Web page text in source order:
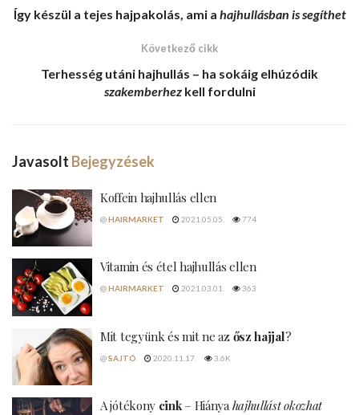
Így készül a tejes hajpakolás , ami a hajhullásban is segíthet
Következő cikk
Terhesség utáni hajhullás – ha sokáig elhúzódik
szakemberhezkell fordulni
Javasolt Bejegyzések
Koffein hajhullás ellen
@HAIRMARKET 2021.05.05. 774
Vitamin és étel hajhullás ellen
@HAIRMARKET 2021.03.01. 363
Mit tegyünk és mit ne az ősz hajjal?
@SAJTÓ 2020.11.17. 3.6K
A jótékony cink– Hiányahajhullást okozhat